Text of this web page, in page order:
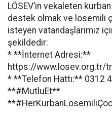
LÖSEV’in vekaleten
destek olmak ve lösemili
isteyen vatandaşlarımız
şekildedir:
* **İnternet Adresi:**
https://www.losev.org.tr/
* **Telefon Hattı:** 0312
**#MutluEt**